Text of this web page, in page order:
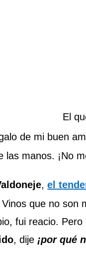
El
de mi buen
las manos. ¡No
,el
que no son
fui reacio.
, dije ¡por qué